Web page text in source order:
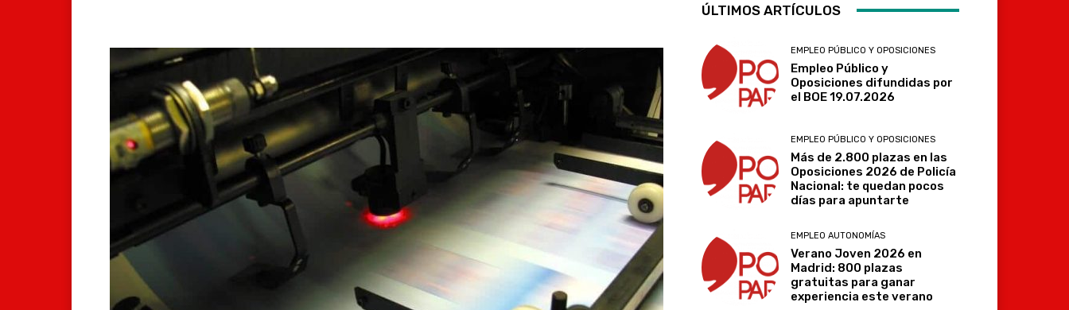
Telegram
ÚLTIMOS ARTÍCULOS
EMPLEO PÚBLICO Y OPOSICIONES
Empleo Público y
Oposiciones difundidas por
el BOE 19.07.2026
EMPLEO PÚBLICO Y OPOSICIONES
Más de 2.800 plazas en las
Oposiciones 2026 de Policía
Nacional: te quedan pocos
días para apuntarte
EMPLEO AUTONOMÍAS
Verano Joven 2026 en
Madrid: 800 plazas
gratuitas para ganar
experiencia este verano